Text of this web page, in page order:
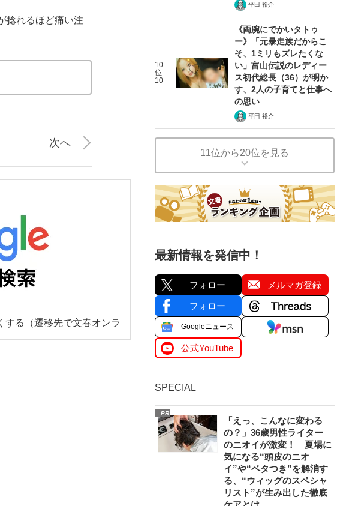
捻れるほど痛い注
次へ
する
（遷移先で文春オンラ
平田 裕介
10
位
10
《両腕にでかいタトゥ
ー》「元暴走族だからこ
そ、1ミリもズレたくな
い」富山伝説のレディー
ス初代総長（36）が明か
す、2人の子育てと仕事へ
の思い
平田 裕介
11位から20位を見る
最新情報を発信中！
フォロー メルマガ登録
フォロー
Googleニュース
公式YouTube
SPECIAL
PR
「えっ、こんなに変わる
の？」36歳男性ライター
のニオイが激変！ 夏場に
気になる“頭皮のニオ
イ”や“ベタつき”を解消す
る、“ウィッグのスペシャ
リスト”が生み出した徹底